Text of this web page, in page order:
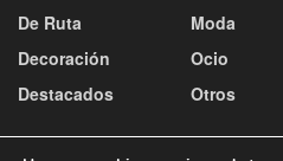
De Ruta
Decoración
Destacados
Moda
Ocio
Otros